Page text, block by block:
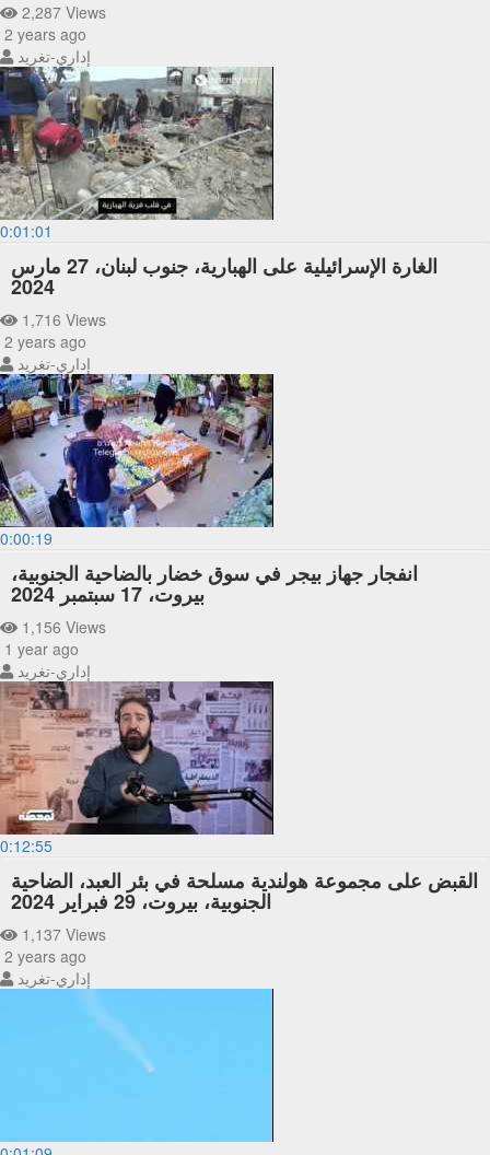
2,287 Views
2 years ago
إداري-تغريد
0:01:01
الغارة الإسرائيلية على الهبارية، جنوب لبنان، 27 مارس
2024
1,716 Views
2 years ago
إداري-تغريد
0:00:19
انفجار جهاز بيجر في سوق خضار بالضاحية الجنوبية،
بيروت، 17 سبتمبر 2024
1,156 Views
1 year ago
إداري-تغريد
0:12:55
القبض على مجموعة هولندية مسلحة في بئر العبد، الضاحية
الجنوبية، بيروت، 29 فبراير 2024
1,137 Views
2 years ago
إداري-تغريد